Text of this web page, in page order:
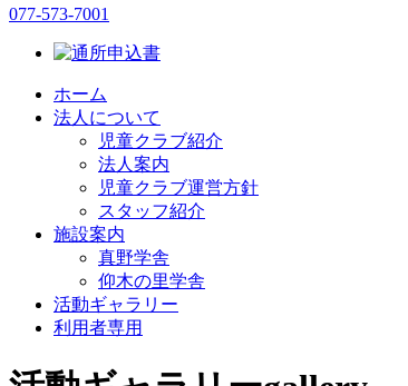
077-573-7001
ホーム
法人について
児童クラブ紹介
法人案内
児童クラブ運営方針
スタッフ紹介
施設案内
真野学舎
仰木の里学舎
活動ギャラリー
利用者専用